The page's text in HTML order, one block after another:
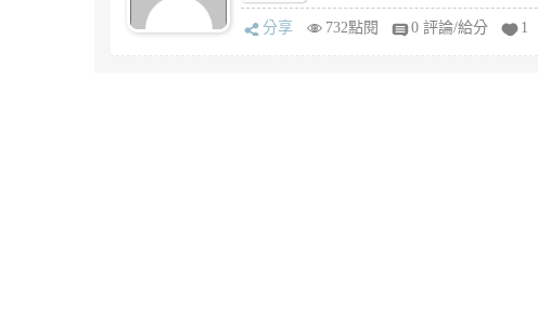
分享 732點閱 0 評論/給分 1